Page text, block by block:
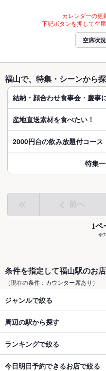
カレンダーの更
下記ボタンを押して空
空席状
福山で、特集・シーンから
結納・顔合わせ食事会・慶事
産地直送素材を食べたい！
2000円台の飲み放題付コース
特集
前へ
1ペ
全
条件を指定して福山駅のお
（現在の条件：カウンター席あり）
ジャンルで絞る
周辺の駅から探す
ランキングで絞る
今日明日予約できるお店で絞る